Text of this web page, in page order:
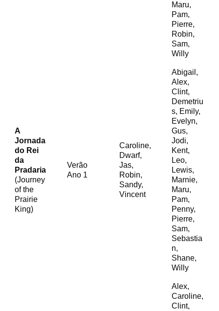
Maru,
Pam,
Pierre,
Robin,
Sam,
Willy
A
Jornada
do Rei
da
Pradaria
(Journey
of the
Prairie
King)
Verão
Ano 1
Caroline,
Dwarf,
Jas,
Robin,
Sandy,
Vincent
Abigail,
Alex,
Clint,
Demetriu
s, Emily,
Evelyn,
Gus,
Jodi,
Kent,
Leo,
Lewis,
Marnie,
Maru,
Pam,
Penny,
Pierre,
Sam,
Sebastia
n,
Shane,
Willy
Alex,
Caroline,
Clint,